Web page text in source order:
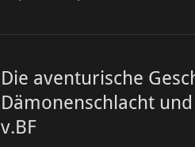
Die aventurische
Dämonenschlacht
v.BF